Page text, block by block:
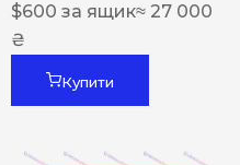
$600 за ящик≈ 27 000
₴
Купити